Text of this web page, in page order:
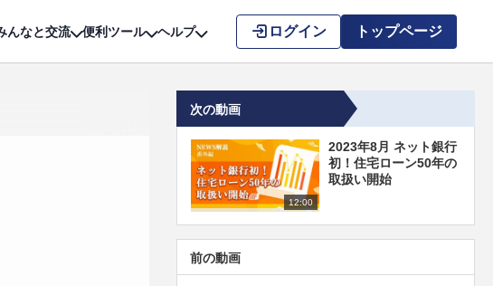
んなと交流 便利ツール ヘルプ ログイン トップページ
次の動画
12:00
2023年8月 ネット銀行
初！住宅ローン50年の
取扱い開始
前の動画